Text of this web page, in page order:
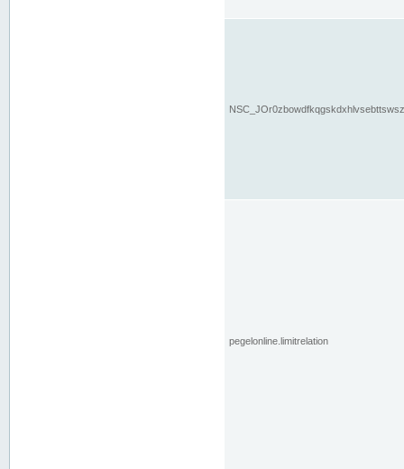
pegelonline.limitrelation